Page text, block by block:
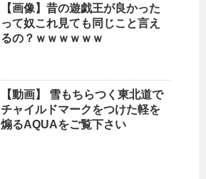
【画像】昔の遊戯王が良かった
って奴これ見ても同じこと言え
るの？ｗｗｗｗｗｗ
【動画】 雪もちらつく東北道で
チャイルドマークをつけた軽を
煽るAQUAをご覧下さい